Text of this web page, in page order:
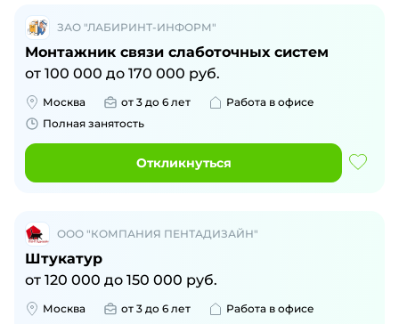
ЗАО "ЛАБИРИНТ-ИНФОРМ"
Монтажник связи слаботочных систем
от 100 000 до 170 000 руб.
Москва от 3 до 6 лет
Работа в офисе
Полная занятость
Откликнуться
ООО "КОМПАНИЯ ПЕНТАДИЗАЙН"
Штукатур
от 120 000 до 150 000 руб.
Москва от 3 до 6 лет
Работа в офисе